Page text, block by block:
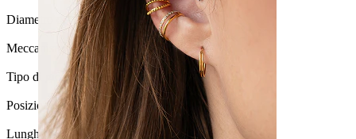
Diametro del filo:1,2 mm
Meccanismo di chiusura:Filettatura interna
Tipo di gioiello:Labret, Flatback
Posizione:Tragus, Lobo, Helix, Conch, Anti-helix
Lunghezza:6 mm